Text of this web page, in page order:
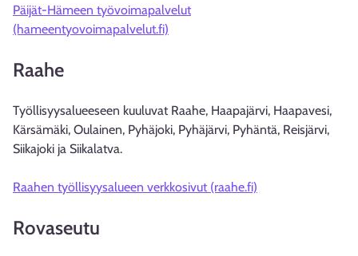
Päijät-Hämeen työvoimapalvelut
(hameentyovoimapalvelut.fi)
Raahe
Työllisyysalueeseen kuuluvat Raahe, Haapajärvi, Haapavesi,
Kärsämäki, Oulainen, Pyhäjoki, Pyhäjärvi, Pyhäntä, Reisjärvi,
Siikajoki ja Siikalatva.
Raahen työllisyysalueen verkkosivut (raahe.fi)
Rovaseutu